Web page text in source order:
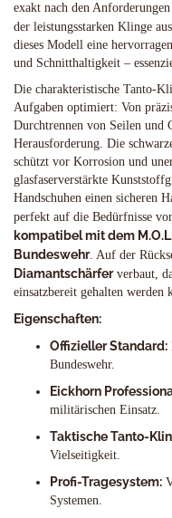
exakt nach den
der leistungsstarken Klinge aus
dieses Modell eine
und Schnitthaltigkeit –
Die charakteristische Tanto-
Aufgaben optimiert: Von
Durchtrennen von Seilen und
Herausforderung. Die
schützt vor Korrosion und
glasfaserverstärkte
Handschuhen einen sicheren
perfekt auf die Bedürfnisse
kompatibel mit dem
Bundeswehr. Auf der
Diamantschärferverbaut,
einsatzbereit gehalten werden
Eigenschaften:
Offizieller Standard:
Bundeswehr.
Eickhorn
militärischen Einsatz.
Taktische Tanto-
Vielseitigkeit.
Profi-Tragesystem:
Systemen.